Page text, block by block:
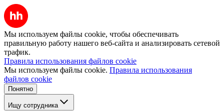
Мы используем файлы cookie, чтобы обеспечивать
правильную работу нашего веб-сайта и анализировать сетевой
трафик.
Правила использования файлов cookie
Мы используем файлы cookie. Правила использования
файлов cookie
Понятно
Ищу сотрудника